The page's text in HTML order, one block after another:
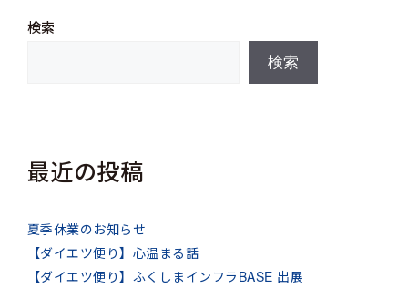
検索
検索
最近の投稿
夏季休業のお知らせ
【ダイエツ便り】心温まる話
【ダイエツ便り】ふくしまインフラBASE 出展